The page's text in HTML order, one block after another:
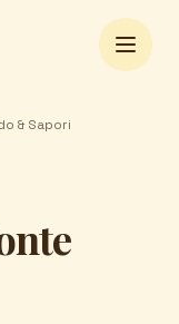
Open
& Sapori